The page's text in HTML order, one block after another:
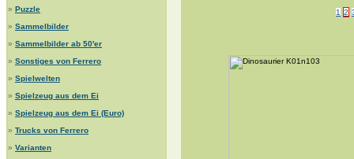
» Puzzle
» Sammelbilder
» Sammelbilder ab 50'er
» Sonstiges von Ferrero
» Spielwelten
» Spielzeug aus dem Ei
» Spielzeug aus dem Ei (Euro)
» Trucks von Ferrero
» Varianten
1 2